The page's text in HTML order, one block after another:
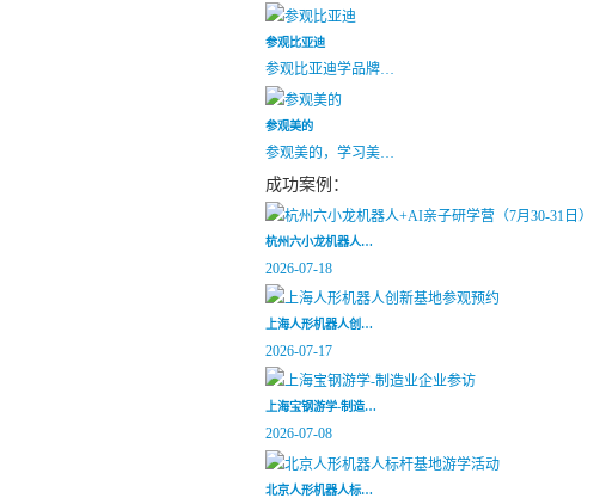
参观比亚迪
参观比亚迪学品牌…
参观美的
参观美的，学习美…
成功案例：
杭州六小龙机器人…
2026-07-18
上海人形机器人创…
2026-07-17
上海宝钢游学-制造…
2026-07-08
北京人形机器人标…